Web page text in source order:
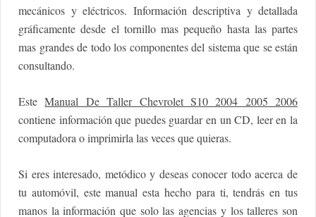
mecánicos y eléctricos. Información descriptiva y detallada
gráficamente desde el tornillo mas pequeño hasta las partes
mas grandes de todo los componentes del sistema que se están
consultando.
EsteManual De Taller Chevrolet S10 2004 2005 2006
contiene información que puedes guardar en un CD, leer en la
computadora o imprimirla las veces que quieras.
Si eres interesado, metódico y deseas conocer todo acerca de
tu automóvil, este manual esta hecho para ti, tendrás en tus
manos la información que solo las agencias y los talleres son